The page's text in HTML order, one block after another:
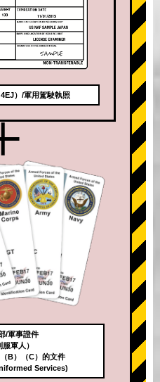
）/軍用駕駛執照
/軍事證件
服軍人）
B）（C）的文件
Services)